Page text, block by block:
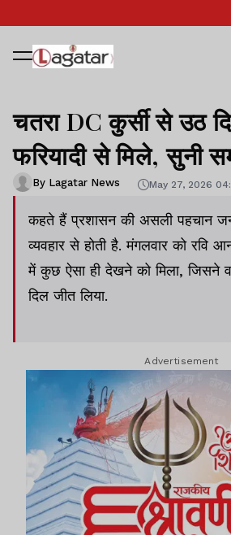
चतरा DC कुर्सी से उठ
फरियादी से मिले, सुनी
By Lagatar News May 27, 2026
कहते हैं प्रशासन की असली पहचान
व्यवहार से होती है. मंगलवार को रवि
में कुछ ऐसा ही देखने को मिला, जिसने
दिल जीत लिया.
Advertisement